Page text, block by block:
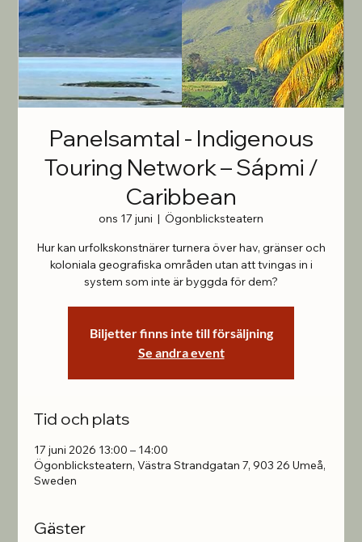
Panelsamtal - Indigenous
Touring Network – Sápmi /
Caribbean
ons 17 juni
  |
Ögonblicksteatern
Hur kan urfolkskonstnärer turnera över hav, gränser och
koloniala geografiska områden utan att tvingas in i
system som inte är byggda för dem?
Biljetter finns inte till försäljning
Se andra event
Tid och plats
17 juni 2026 13:00 – 14:00
Ögonblicksteatern, Västra Strandgatan 7, 903 26 Umeå,
Sweden
Gäster